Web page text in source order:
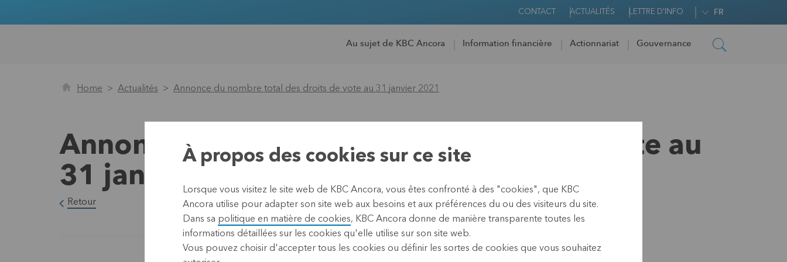
CONTACT ACTUALITÉS LETTRE D'INFO FR
Au sujet de KBC Ancora Information financière Actionnariat Gouvernance
Home Actualités Annonce du nombre total des droits de vote au 31 janvier 2021
Annonce du nombre total des droits de vote au
31 janvier 2021
Retour
Leuven, 1er février 2021 (17.40 CET)
À propos des cookies sur ce site
Lorsque vous visitez le site web de KBC Ancora, vous êtes confronté à des "cookies", que KBC
Ancora utilise pour adapter son site web aux besoins et aux préférences du ou des visiteurs du site.
Dans sa politique en matière de cookies, KBC Ancora donne de manière transparente toutes les
informations détaillées sur les cookies qu'elle utilise sur son site web.
Vous pouvez choisir d'accepter tous les cookies ou définir les sortes de cookies que vous souhaitez